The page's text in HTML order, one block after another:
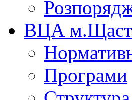
ВЦА
Програми